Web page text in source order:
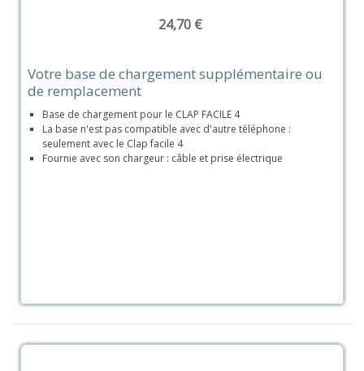
24,70 €
Votre base de chargement supplémentaire ou
de remplacement
Base de chargement pour le CLAP FACILE 4
La base n'est pas compatible avec d'autre téléphone :
seulement avec le Clap facile 4
Fournie avec son chargeur : câble et prise électrique